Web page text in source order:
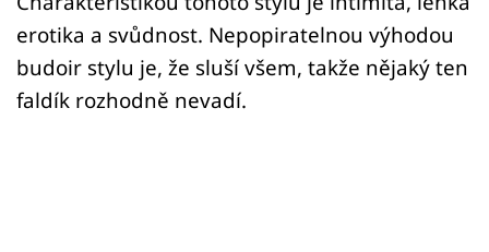
Youtubeři
Virály
erotika a svůdnost. Nepopiratelnou výhodou
budoir stylu je, že sluší všem, takže nějaký ten
faldík rozhodně nevadí.